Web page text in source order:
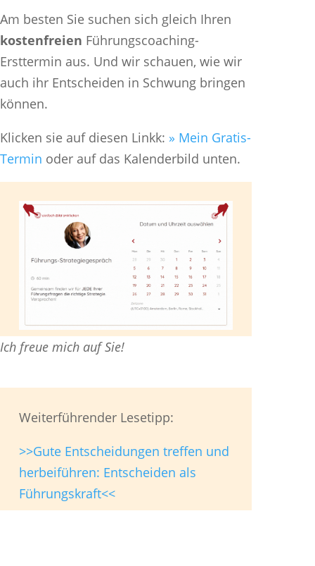
Am besten Sie suchen sich gleich Ihren
kostenfreien Führungscoaching-
Ersttermin aus. Und wir schauen, wie wir
auch ihr Entscheiden in Schwung bringen
können.
Klicken sie auf diesen Linkk: » Mein Gratis-
Termin oder auf das Kalenderbild unten.
Ich freue mich auf Sie!
Weiterführender Lesetipp:
>>Gute Entscheidungen treffen und
herbeiführen: Entscheiden als
Führungskraft<<